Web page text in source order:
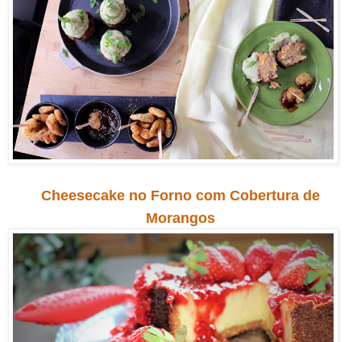
Cheesecake no Forno com Cobertura de
Morangos